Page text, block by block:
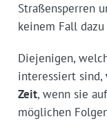
Straßensperren
keinem Fall
Diejenigen,
interessiert sind,
Zeit, wenn sie
möglichen